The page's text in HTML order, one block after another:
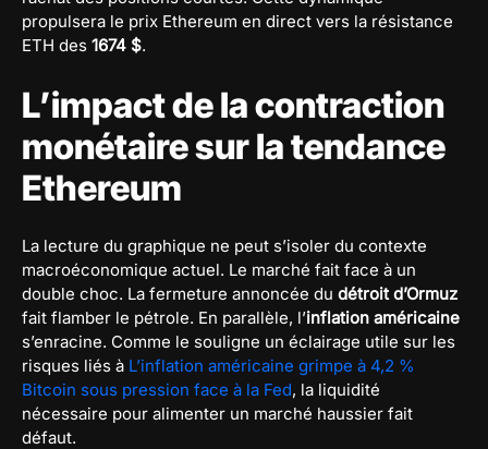
propulsera le prix Ethereum en direct vers la résistance
ETH des 1674 $.
L’impact de la contraction
monétaire sur la tendance
Ethereum
La lecture du graphique ne peut s’isoler du contexte
macroéconomique actuel. Le marché fait face à un
double choc. La fermeture annoncée du détroit d’Ormuz
fait flamber le pétrole. En parallèle, l’inflation américaine
s’enracine. Comme le souligne un éclairage utile sur les
risques liés à L’inflation américaine grimpe à 4,2 %
Bitcoin sous pression face à la Fed, la liquidité
nécessaire pour alimenter un marché haussier fait
défaut.